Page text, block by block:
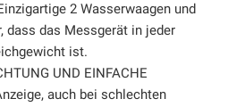
2 Wasserwaagen und
dass das Messgerät in jeder
ist.
UND EINFACHE
auch bei schlechten